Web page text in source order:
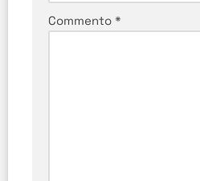
Commento *